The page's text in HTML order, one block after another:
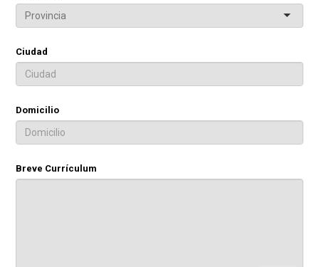
Ciudad
Domicilio
Breve Currículum